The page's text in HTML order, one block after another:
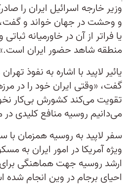
وزیر خارجه اسرائیل ایران را
و وحشت در جهان خواند و گفت،
یا فراتر از آن در خاورمیانه
منطقه شاهد حضور ایران
یائیر لاپید با اشاره به نفوذ
گفت، «وقتی ایران خود را در
تقویت می‌کند کشورش بی‌کار
می‌‌دانیم روسیه منافع کلیدی در
سفر لاپید به روسیه همزمان با
ویژه آمریکا در امور ایران به
ارشد روسیه جهت هماهنگی
احیای برجام در وین انجام